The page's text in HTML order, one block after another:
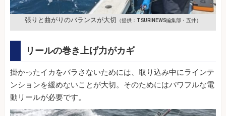
張りと曲がりのバランスが大切 （提供：TSURINEWS編集部・五井）
リールの巻き上げ力がカギ
掛かったイカをバラさないためには、取り込み中にラインテ
ンションを緩めないことが大切。そのためにはパワフルな電
動リールが必要です。